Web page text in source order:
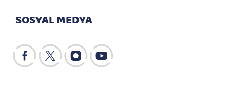
SOSYAL MEDYA